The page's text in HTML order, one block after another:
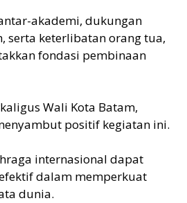
akademi, dukungan
serta keterlibatan orang tua,
fondasi pembinaan
Wali Kota Batam,
positif kegiatan ini.
internasional dapat
dalam memperkuat
dunia.